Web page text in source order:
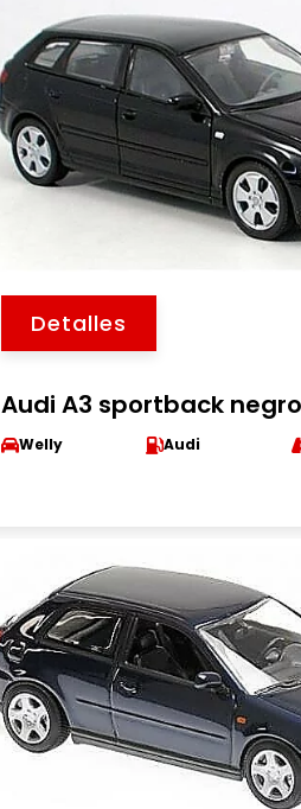
Detalles
Audi A3 sportback
Welly Audi